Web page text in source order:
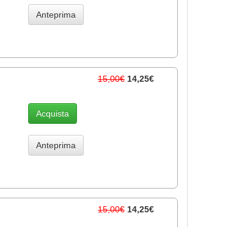
Anteprima
15,00€ 14,25€
Acquista
Anteprima
15,00€ 14,25€